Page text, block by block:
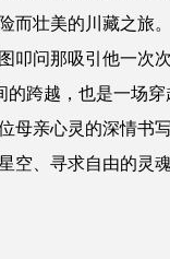
而壮美的川藏之旅
叩问那吸引他一次
的跨越，也是一场穿
母亲心灵的深情书
空、寻求自由的灵